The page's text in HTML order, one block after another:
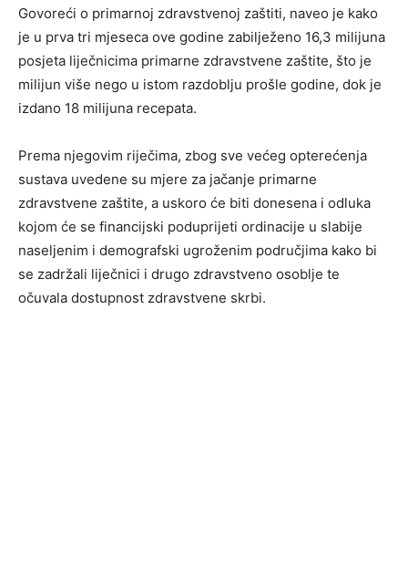
Govoreći o primarnoj zdravstvenoj zaštiti, naveo je kako
je u prva tri mjeseca ove godine zabilježeno 16,3 milijuna
posjeta liječnicima primarne zdravstvene zaštite, što je
milijun više nego u istom razdoblju prošle godine, dok je
izdano 18 milijuna recepata.
Prema njegovim riječima, zbog sve većeg opterećenja
sustava uvedene su mjere za jačanje primarne
zdravstvene zaštite, a uskoro će biti donesena i odluka
kojom će se financijski poduprijeti ordinacije u slabije
naseljenim i demografski ugroženim područjima kako bi
se zadržali liječnici i drugo zdravstveno osoblje te
očuvala dostupnost zdravstvene skrbi.